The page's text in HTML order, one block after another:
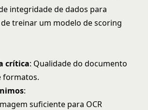
integridade de dados para
treinar um modelo de scoring
crítica: Qualidade do documento
formatos.
:
suficiente para OCR